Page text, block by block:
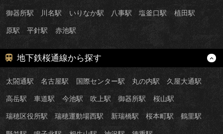
御器所駅 川名駅 いりなか駅 八事駅 塩釜口駅 植田駅
原駅 平針駅 赤池駅
地下鉄桜通線から探す
太閤通駅 名古屋駅 国際センター駅 丸の内駅 久屋大通駅
高岳駅 車道駅 今池駅 吹上駅 御器所駅 桜山駅
瑞穂区役所駅 瑞穂運動場西駅 新瑞橋駅 桜本町駅 鶴里駅